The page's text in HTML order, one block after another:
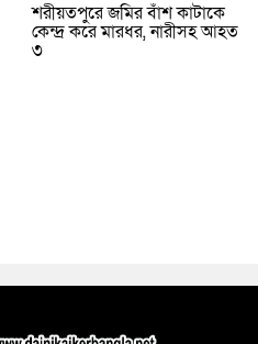
শরীয়তপুরে জমির বাঁশ কাটাকে
কেন্দ্র করে মারধর, নারীসহ আহত
৩